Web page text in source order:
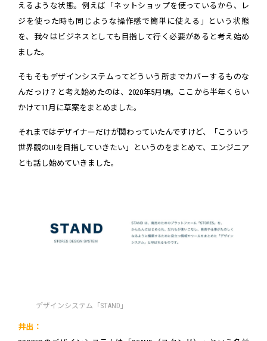
えるような状態。例えば「ネットショップを使っているから、レ
ジを使った時も同じような操作感で簡単に使える」という状態
を、我々はビジネスとしても目指して行く必要があると考え始め
ました。
そもそもデザインシステムってどういう所までカバーするものな
んだっけ？と考え始めたのは、2020年5月頃。ここから半年くらい
かけて11月に草案をまとめました。
それまではデザイナーだけが関わっていたんですけど、「こういう
世界観のUIを目指していきたい」というのをまとめて、エンジニア
とも話し始めていきました。
デザインシステム「STAND」
井出：